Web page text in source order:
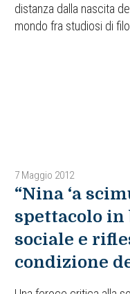
distanza dalla nascita
mondo fra studiosi di
7 Maggio 2012
“Nina ‘a
spettacolo
sociale e
condizione